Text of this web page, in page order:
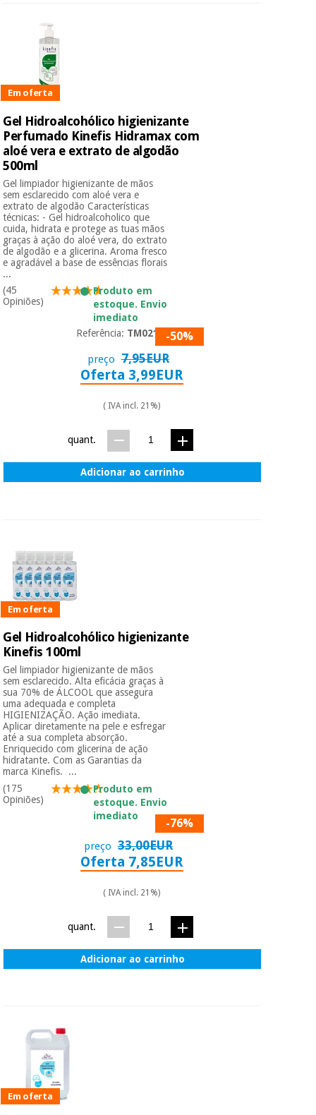
Em oferta
Gel Hidroalcohólico higienizante
Perfumado Kinefis Hidramax com
aloé vera e extrato de algodão
500ml
Gel limpiador higienizante de mãos
sem esclarecido com aloé vera e
extrato de algodão Características
técnicas: - Gel hidroalcoholico que
cuida, hidrata e protege as tuas mãos
graças à ação do aloé vera, do extrato
de algodão e a glicerina. Aroma fresco
e agradável a base de essências florais
...
(45
Opiniões)
Produto em
estoque. Envio
imediato
Referência: TM02158-50%
preço 7,95EUR
Oferta 3,99EUR
( IVA incl. 21%)
quant.
Adicionar ao carrinho
Em oferta
Gel Hidroalcohólico higienizante
Kinefis 100ml
Gel limpiador higienizante de mãos
sem esclarecido. Alta eficácia graças à
sua 70% de ÁLCOOL que assegura
uma adequada e completa
HIGIENIZAÇÃO. Ação imediata.
Aplicar diretamente na pele e esfregar
até a sua completa absorção.
Enriquecido com glicerina de ação
hidratante. Com as Garantias da
marca Kinefis. ...
(175
Opiniões)
Produto em
estoque. Envio
imediato
-76%
preço 33,00EUR
Oferta 7,85EUR
( IVA incl. 21%)
quant.
Adicionar ao carrinho
Em oferta